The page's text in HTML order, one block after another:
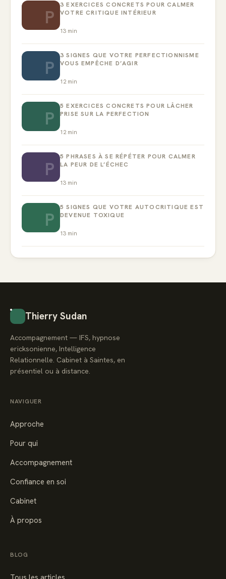
P
3 EXERCICES CONCRETS POUR CALMER
VOTRE CRITIQUE INTÉRIEUR
13 min
P
3 SIGNES QUE VOTRE PERFECTIONNISME
VOUS EMPÊCHE D’AGIR
12min
P
5 EXERCICES CONCRETS POUR LÂCHER
PRISE SUR LA PERFECTION
12min
P
5 PHRASES À SE RÉPÉTER POUR CALMER
LA PEUR DE L’ÉCHEC
13 min
P
5 SIGNES QUE VOTRE AUTOCRITIQUE EST
DEVENUE TOXIQUE
13 min
Thierry Sudan
Accompagnement — IFS, hypnose
ericksonienne, Intelligence
Relationnelle. Cabinet à Saintes, en
présentiel ou à distance.
NAVIGUER
Approche
Pour qui
Accompagnement
Confiance en soi
Cabinet
À propos
BLOG